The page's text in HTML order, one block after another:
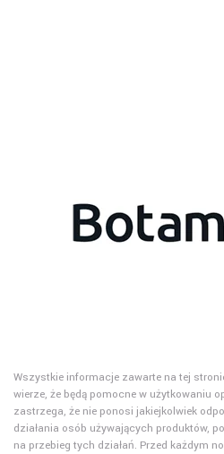
Wszystkie informacje zawarte na tej
wierze, że będą pomocne w użytkowaniu
zastrzega, że nie ponosi jakiejkolwiek
działania osób używających produktów,
na przebieg tych działań. Przed każdym